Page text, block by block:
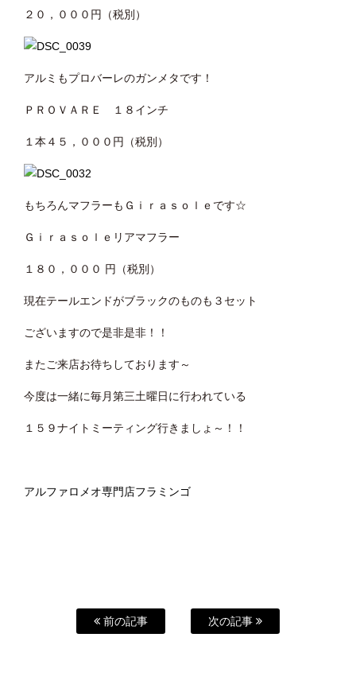
２０，０００円（税別）
アルミもプロバーレのガンメタです！
ＰＲＯＶＡＲＥ １８インチ
１本４５，０００円（税別）
もちろんマフラーもＧｉｒａｓｏｌｅです☆
Ｇｉｒａｓｏｌｅリアマフラー
１８０，０００ 円（税別）
現在テールエンドがブラックのものも３セット
ございますので是非是非！！
またご来店お待ちしております～
今度は一緒に毎月第三土曜日に行われている
１５９ナイトミーティング行きましょ～！！
アルファロメオ専門店フラミンゴ
前の記事 次の記事